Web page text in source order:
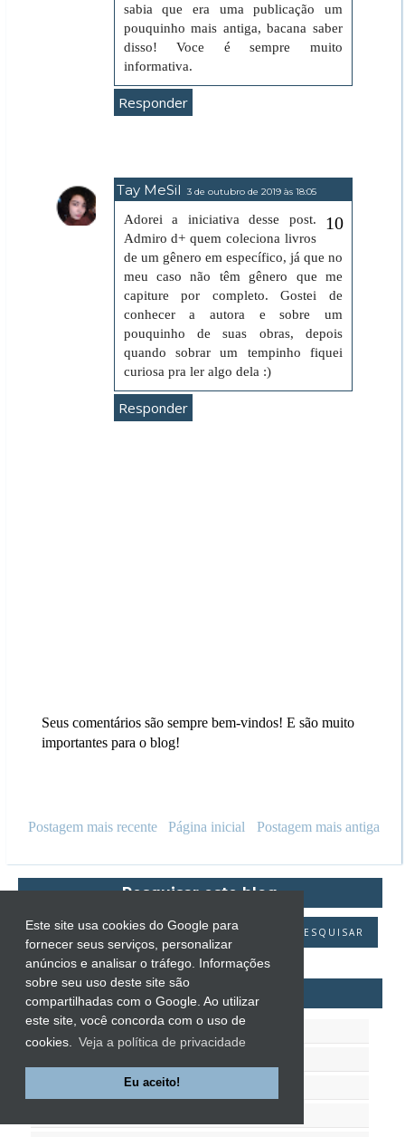
Este site usa cookies do Google para
fornecer seus serviços, personalizar
anúncios e analisar o tráfego. Informações
sobre seu uso deste site são
compartilhadas com o Google. Ao utilizar
este site, você concorda com o uso de
cookies.
Veja a política de privacidade
Eu aceito!
sabia que era uma publicação um
pouquinho mais antiga, bacana saber
disso! Voce é sempre muito
informativa.
Responder
Tay MeSil 3 de outubro de 2019 às 18:05
Adorei a iniciativa desse post.
Admiro d+ quem coleciona livros
de um gênero em específico, já que no
meu caso não têm gênero que me
capiture por completo. Gostei de
conhecer a autora e sobre um
pouquinho de suas obras, depois
quando sobrar um tempinho fiquei
curiosa pra ler algo dela :)
Responder
Seus comentários são sempre bem-vindos! E são muito
importantes para o blog!
Postagem mais recente Postagem mais antiga
Página inicial
Pesquisar este blog
AUTORES
A.J. Finn
Adilson José Marques